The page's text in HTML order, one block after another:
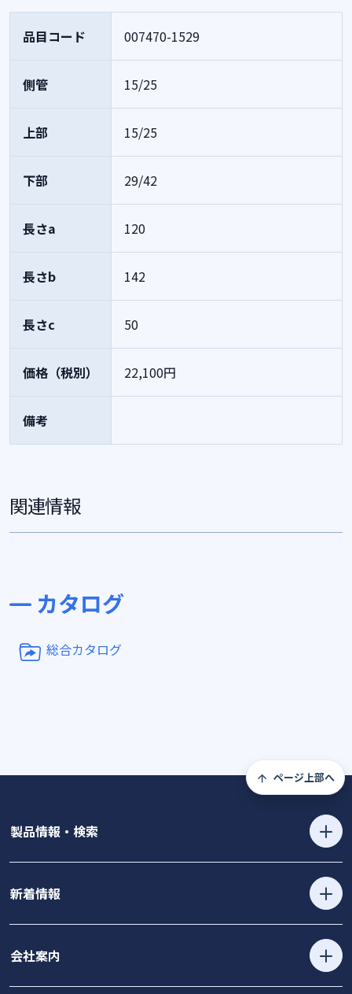
品目コード 007470-1529
側管 15/25
上部 15/25
下部 29/42
長さa 120
長さb 142
長さc 50
価格（税別） 22,100円
備考
関連情報
カタログ
総合カタログ
ページ上部へ
製品情報・検索
新着情報
会社案内